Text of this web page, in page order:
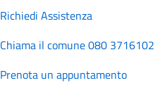
Richiedi Assistenza
Chiama il comune 080 3716102
Prenota un appuntamento